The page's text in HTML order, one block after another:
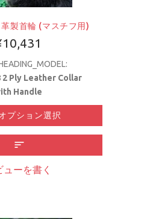
製首輪 (マスチフ用)
2 Ply Leather Collar
Handle
プション選択
ューを書く